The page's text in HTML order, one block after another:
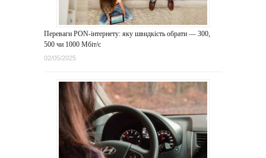
Переваги PON-інтернету: яку швидкість обрати — 300,
500 чи 1000 Мбіт/с
02/05/2025